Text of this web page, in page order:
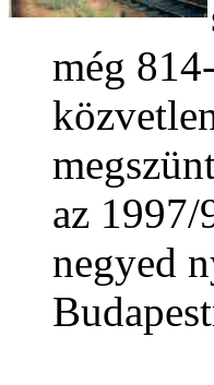
még
az 1997/
negyed